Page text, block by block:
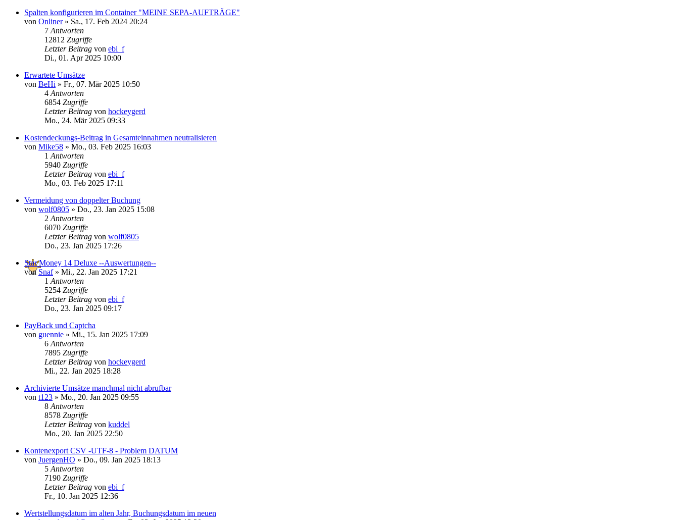
Spalten konfigurieren im Container "MEINE SEPA-AUFTRÄGE"
von Onliner» Sa., 17. Feb 2024 20:24
7 Antworten
12812 Zugriffe
Letzter Beitrag von ebi_f
Di., 01. Apr 2025 10:00
Erwartete Umsätze
von BeHi » Fr., 07. Mär 2025 10:50
4 Antworten
6854 Zugriffe
Letzter Beitrag von hockeygerd
Mo., 24. Mär 2025 09:33
Kostendeckungs-Beitrag in Gesamteinnahmen neutralisieren
von Mike58 » Mo., 03. Feb 2025 16:03
1 Antworten
5940 Zugriffe
Letzter Beitrag von ebi_f
Mo., 03. Feb 2025 17:11
Vermeidung von doppelter Buchung
von wolf0805 » Do., 23. Jan 2025 15:08
2 Antworten
6070 Zugriffe
Letzter Beitrag von wolf0805
Do., 23. Jan 2025 17:26
Star Money 14 Deluxe --Auswertungen--
vonSnaf» Mi., 22. Jan 2025 17:21
1 Antworten
5254 Zugriffe
Letzter Beitrag von ebi_f
Do., 23. Jan 2025 09:17
PayBack und Captcha
von guennie » Mi., 15. Jan 2025 17:09
6 Antworten
7895 Zugriffe
Letzter Beitrag von hockeygerd
Mi., 22. Jan 2025 18:28
Archivierte Umsätze manchmal nicht abrufbar
von t123 » Mo., 20. Jan 2025 09:55
8 Antworten
8578 Zugriffe
Letzter Beitrag von kuddel
Mo., 20. Jan 2025 22:50
Kontenexport CSV -UTF-8 - Problem DATUM
von JuergenHO » Do., 09. Jan 2025 18:13
5 Antworten
7190 Zugriffe
Letzter Beitrag von ebi_f
Fr., 10. Jan 2025 12:36
Wertstellungsdatum im alten Jahr, Buchungsdatum im neuen